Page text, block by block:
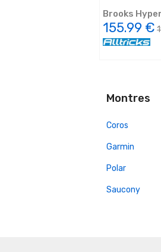
Brooks
155.99 €
Montres
Coros
Garmin
Polar
Saucony